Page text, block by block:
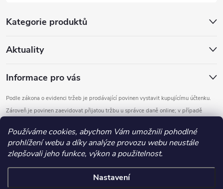
Používáme cookies, abychom Vám umožnili pohodlné
prohlížení webu a díky analýze provozu webu neustále
zlepšovali jeho funkce, výkon a použitelnost.
Nastavení
Kategorie produktů
Aktuality
Informace pro vás
Podle zákona o evidenci tržeb je prodávající povinen vystavit kupujícímu účtenku.
Zároveň je povinen zaevidovat přijatou tržbu u správce daně online; v případě
Vytvořil Shoptet
Copyright 2026DOMYS. Všechna práva vyhrazena.